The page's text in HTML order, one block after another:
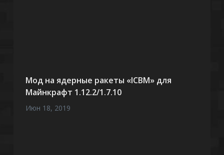
Мод на ядерные ракеты «ICBM» для
Майнкрафт 1.12.2/1.7.10
Июн 18, 2019